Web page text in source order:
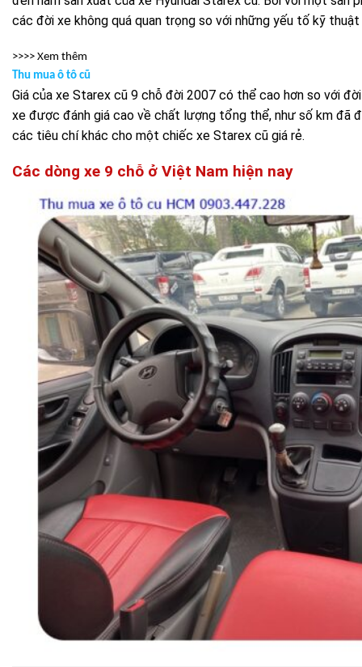
các đời xe không quá quan trọng so với những yếu tố kỹ
>>>> Xem thêm
Thu mua ô tô cũ
Giá của xe Starex cũ 9 chỗ đời 2007 có thể cao hơn so với
xe được đánh giá cao về chất lượng tổng thể, như số km đã
các tiêu chí khác cho một chiếc xe Starex cũ giá rẻ.
Các dòng xe 9 chỗ ở Việt Nam hiện nay